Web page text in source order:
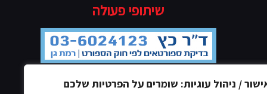
/ ניהול עוגיות: שומרים על הפרטיות שלכם
שיתופי פעולה